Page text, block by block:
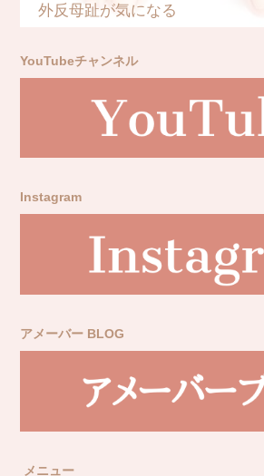
外反母趾が気になる
YouTubeチャンネル
Instagram
アメーバー BLOG
メニュー